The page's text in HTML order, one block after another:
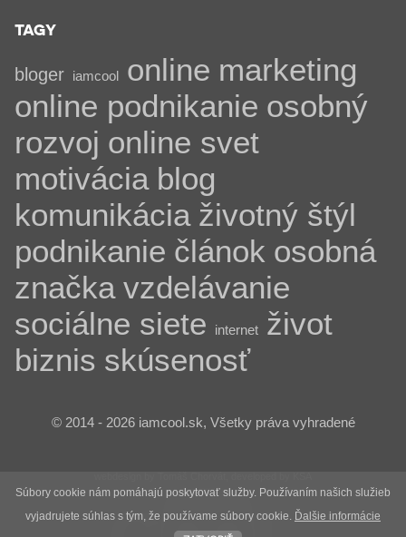
TAGY
bloger iamcool online marketing
online podnikanie osobný
rozvoj online svet
motivácia blog
komunikácia životný štýl
podnikanie článok osobná
značka vzdelávanie
sociálne siete
internet
život
biznis skúsenosť
© 2014 - 2026 iamcool.sk, Všetky práva vyhradené
Súbory cookie nám pomáhajú poskytovať služby. Používaním našich služieb
vyjadrujete súhlas s tým, že používame súbory cookie. Ďalšie informácie